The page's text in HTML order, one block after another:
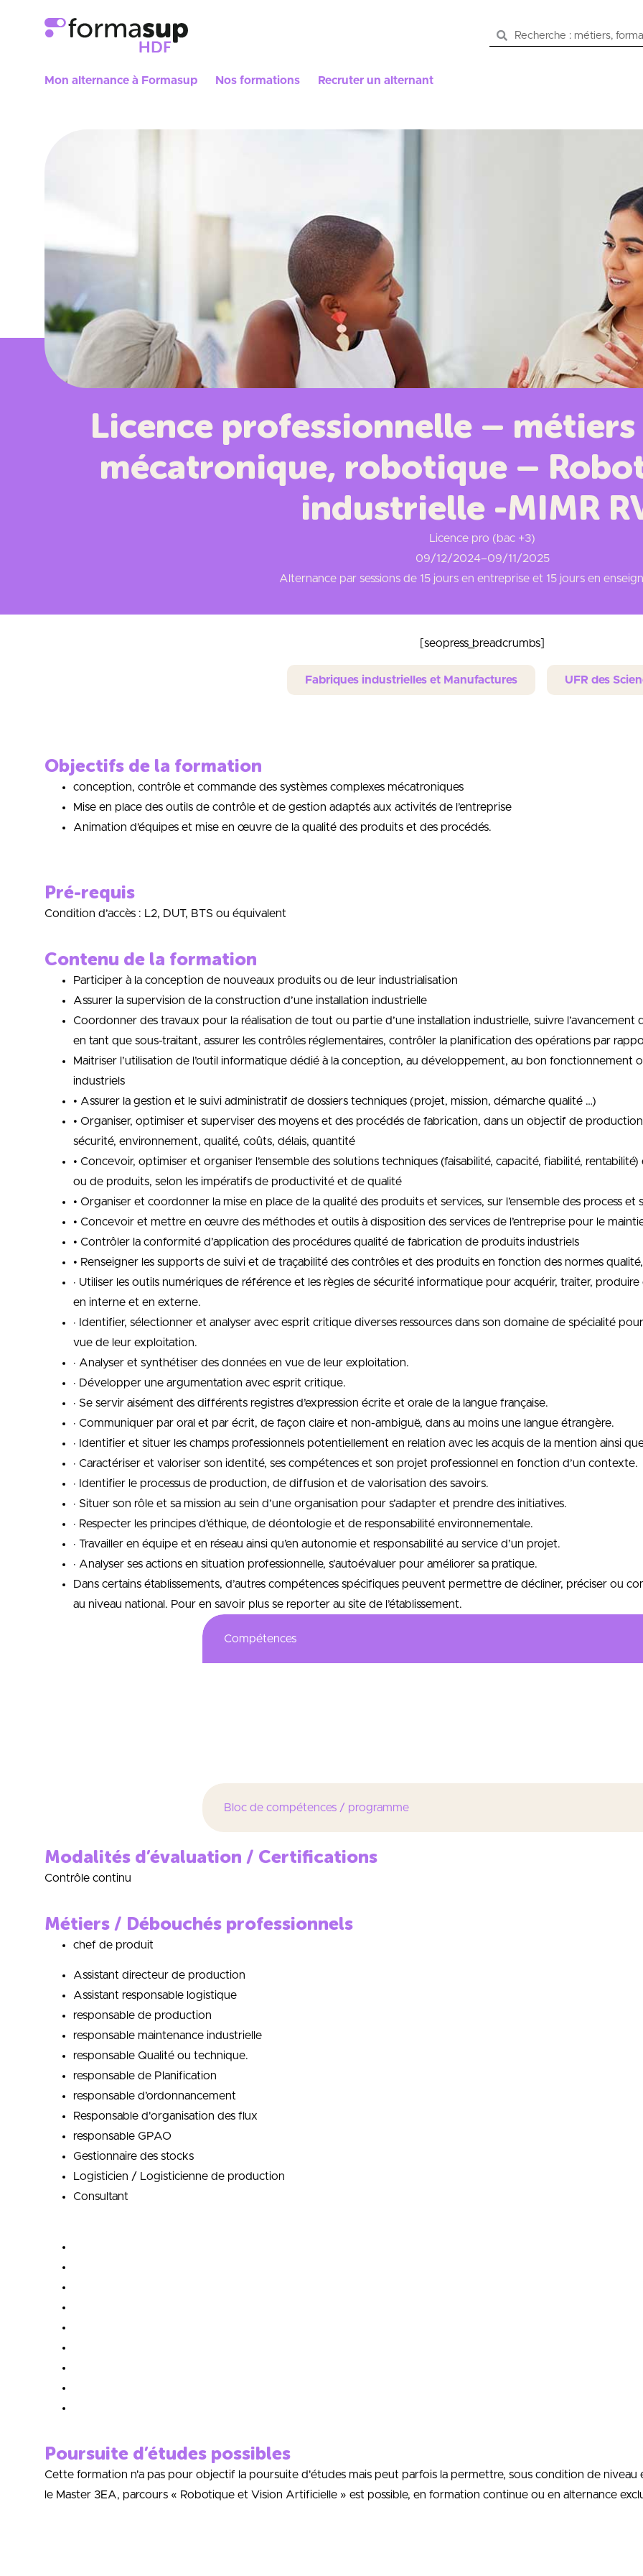
Mon alternance à Formasup Nos formations Recruter un alternant
Licence professionnelle – métiers
mécatronique, robotique –
industrielle -MIMR
Licence pro (bac +3)
09/12/2024–09/11/2025
Alternance par sessions de 15 jours en entreprise et 15 jours en
[seopress_breadcrumbs]
Fabriques industrielles et Manufactures UFR des
Objectifs de la formation
conception, contrôle et commande des systèmes complexes mécatroniques
Mise en place des outils de contrôle et de gestion adaptés aux activités de l’entreprise
Animation d’équipes et mise en œuvre de la qualité des produits et des procédés.
Pré-requis
Condition d’accès : L2, DUT, BTS ou équivalent
Contenu de la formation
Participer à la conception de nouveaux produits ou de leur industrialisation
Assurer la supervision de la construction d’une installation industrielle
Coordonner des travaux pour la réalisation de tout ou partie d’une installation industrielle, suivre l’avancement
en tant que sous-traitant, assurer les contrôles réglementaires, contrôler la planification des opérations par
Maitriser l’utilisation de l’outil informatique dédié à la conception, au développement, au bon fonctionnement
industriels
• Assurer la gestion et le suivi administratif de dossiers techniques (projet, mission, démarche qualité …)
• Organiser, optimiser et superviser des moyens et des procédés de fabrication, dans un objectif de
sécurité, environnement, qualité, coûts, délais, quantité
• Concevoir, optimiser et organiser l’ensemble des solutions techniques (faisabilité, capacité, fiabilité,
ou de produits, selon les impératifs de productivité et de qualité
• Organiser et coordonner la mise en place de la qualité des produits et services, sur l’ensemble des process et
• Concevoir et mettre en œuvre des méthodes et outils à disposition des services de l’entreprise pour le
• Contrôler la conformité d’application des procédures qualité de fabrication de produits industriels
• Renseigner les supports de suivi et de traçabilité des contrôles et des produits en fonction des normes
· Utiliser les outils numériques de référence et les règles de sécurité informatique pour acquérir, traiter,
en interne et en externe.
· Identifier, sélectionner et analyser avec esprit critique diverses ressources dans son domaine de spécialité
vue de leur exploitation.
· Analyser et synthétiser des données en vue de leur exploitation.
· Développer une argumentation avec esprit critique.
· Se servir aisément des différents registres d’expression écrite et orale de la langue française.
· Communiquer par oral et par écrit, de façon claire et non-ambiguë, dans au moins une langue étrangère.
· Identifier et situer les champs professionnels potentiellement en relation avec les acquis de la mention ainsi
· Caractériser et valoriser son identité, ses compétences et son projet professionnel en fonction d’un contexte.
· Identifier le processus de production, de diffusion et de valorisation des savoirs.
· Situer son rôle et sa mission au sein d’une organisation pour s’adapter et prendre des initiatives.
· Respecter les principes d’éthique, de déontologie et de responsabilité environnementale.
· Travailler en équipe et en réseau ainsi qu’en autonomie et responsabilité au service d’un projet.
· Analyser ses actions en situation professionnelle, s’autoévaluer pour améliorer sa pratique.
Dans certains établissements, d’autres compétences spécifiques peuvent permettre de décliner, préciser ou
au niveau national. Pour en savoir plus se reporter au site de l’établissement.
Compétences
Bloc de compétences / programme
Modalités d’évaluation / Certifications
Contrôle continu
Métiers / Débouchés professionnels
chef de produit
Assistant directeur de production
Assistant responsable logistique
responsable de production
responsable maintenance industrielle
responsable Qualité ou technique.
responsable de Planification
responsable d’ordonnancement
Responsable d'organisation des flux
responsable GPAO
Gestionnaire des stocks
Logisticien / Logisticienne de production
Consultant
Poursuite d’études possibles
Cette formation n'a pas pour objectif la poursuite d'études mais peut parfois la permettre, sous condition de
le Master 3EA, parcours « Robotique et Vision Artificielle » est possible, en formation continue ou en alternance